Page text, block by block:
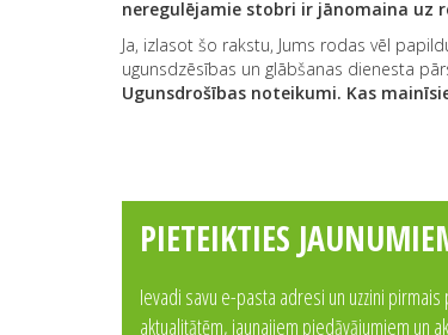
neregulējamie stobri ir jānomaina uz
Ja, izlasot šo rakstu, Jums rodas vēl
ugunsdzēsības un glābšanas dienesta
Ugunsdrošības noteikumi. Kas
PIETEIKTIES
Ievadi savu e-pasta adresi un uzzini pirmais
aktualitātēm, jaunajiem piedāvājumiem un